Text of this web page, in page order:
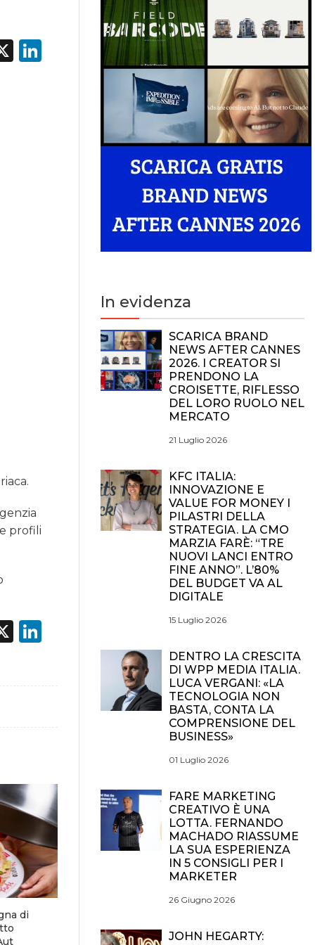
X LinkedIn
profili
X LinkedIn
di
In evidenza
SCARICA BRAND
NEWS AFTER CANNES
2026. I CREATOR SI
PRENDONO LA
CROISETTE, RIFLESSO
DEL LORO RUOLO NEL
MERCATO
21 Luglio 2026
KFC ITALIA:
INNOVAZIONE E
VALUE FOR MONEY I
PILASTRI DELLA
STRATEGIA. LA CMO
MARZIA FARÈ: “TRE
NUOVI LANCI ENTRO
FINE ANNO”. L’80%
DEL BUDGET VA AL
DIGITALE
15 Luglio 2026
DENTRO LA CRESCITA
DI WPP MEDIA ITALIA.
LUCA VERGANI: «LA
TECNOLOGIA NON
BASTA, CONTA LA
COMPRENSIONE DEL
BUSINESS»
01 Luglio 2026
FARE MARKETING
CREATIVO È UNA
LOTTA. FERNANDO
MACHADO RIASSUME
LA SUA ESPERIENZA
IN 5 CONSIGLI PER I
MARKETER
26 Giugno 2026
JOHN HEGARTY: